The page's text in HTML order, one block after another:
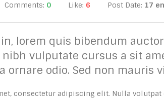
Comments: 0 Like: 6 Post Date: 17
lorem quis bibendum
vulputate cursus a sit
ornare odio. Sed non mauris
consectetur adipiscing elit. Nulla